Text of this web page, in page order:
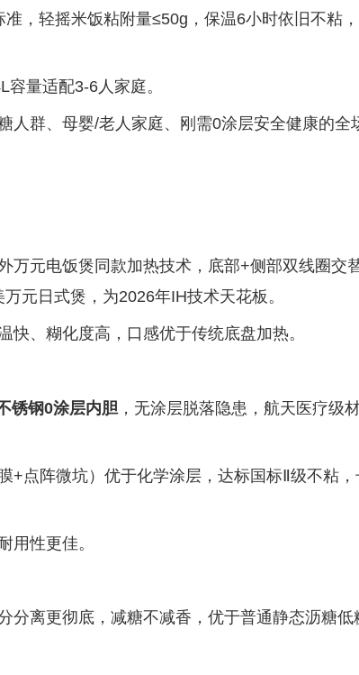
，轻摇米饭粘附量≤50g，保温6小时依旧不粘
量适配3-6人家庭。
人群、母婴/老人家庭、刚需0涂层安全健康的全
万元电饭煲同款加热技术，底部+侧部双线圈交
元日式煲，为2026年IH技术天花板。
快、糊化度高，口感优于传统底盘加热。
锈钢0涂层内胆 ，无涂层脱落隐患，航天医疗级
+点阵微坑）优于化学涂层，达标国标Ⅱ级不粘
用性更佳。
分离更彻底，减糖不减香，优于普通静态沥糖低